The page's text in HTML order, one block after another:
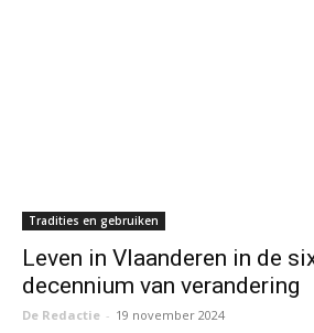
Tradities en gebruiken
Leven in Vlaanderen in de
decennium van verandering
De Redactie - 19 november 2024